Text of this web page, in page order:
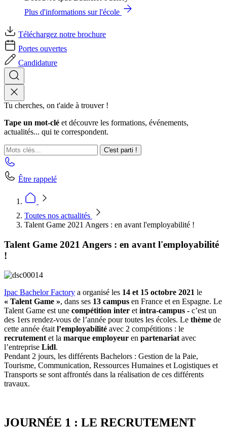
Plus d'informations sur l'école
Téléchargez notre brochure
Portes ouvertes
Candidature
Tu cherches, on t'aide à trouver !
Tape un mot-clé et découvre les formations, événements,
actualités... qui te correspondent.
C'est parti !
Être rappelé
Toutes nos actualités
Talent Game 2021 Angers : en avant l'employabilité !
Talent Game 2021 Angers : en avant l'employabilité
!
Ipac Bachelor Factory a organisé les 14 et 15 octobre 2021 le
« Talent Game », dans ses 13 campus en France et en Espagne. Le
Talent Game est une compétition inter etintra-campus - c’est un
des 1ers rendez-vous de l’année pour toutes les écoles. Le thème de
cette année étaitl’employabilité avec 2 compétitions : le
recrutementet la marque employeur en partenariatavec
l’entreprise Lidl.
Pendant 2 jours, les différents Bachelors : Gestion de la Paie,
Tourisme, Communication, Ressources Humaines et Logistiques et
Transports se sont affrontés dans la réalisation de ces différents
travaux.
JOURNÉE 1 : LE RECRUTEMENT